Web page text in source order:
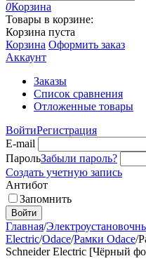
0Корзина
Товары в корзине:
Корзина пуста
Корзина Оформить заказ
Аккаунт
Заказы
Список сравнения
Отложенные товары
ВойтиРегистрация
E-mail
ПарольЗабыли пароль?
Создать учетную запись
Антибот
Запомнить
Войти
Главная/
Electric/Odace/Рамки Odace/
Schneider Electric [Чёрный